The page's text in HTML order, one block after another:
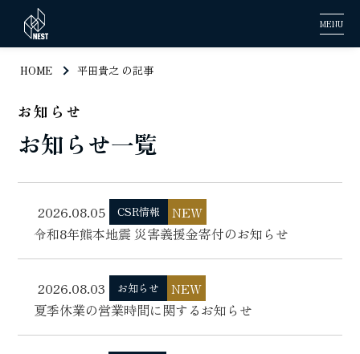
MENU
HOME 平田貴之 の記事
お知らせ
お知らせ一覧
2026.08.05 CSR情報
NEW
令和8年熊本地震 災害義援金寄付のお知らせ
2026.08.03 お知らせ
NEW
夏季休業の営業時間に関するお知らせ